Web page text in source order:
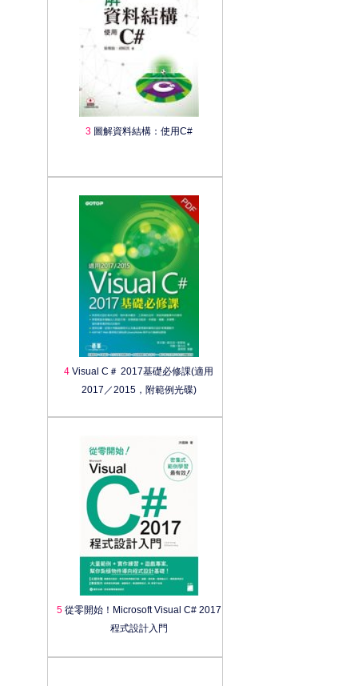
3圖解資料結構：使用C#
4 Visual C＃ 2017基礎必修課(適用
2017／2015，附範例光碟)
5從零開始！Microsoft Visual C# 2017
程式設計入門